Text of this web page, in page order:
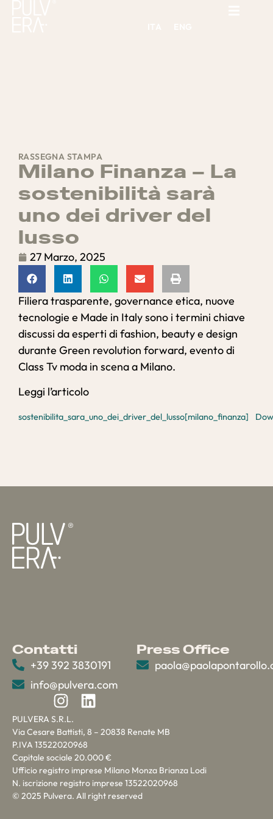
RASSEGNA STAMPA
Milano Finanza – La
sostenibilità sarà
uno dei driver del
lusso
27 Marzo, 2025
Filiera trasparente, governance etica, nuove
tecnologie e Made in Italy sono i termini chiave
discussi da esperti di fashion, beauty e design
durante Green revolution forward, evento di
Class Tv moda in scena a Milano.
Leggi l’articolo
sostenibilita_sara_uno_dei_driver_del_lusso[milano_finanza]
Contatti
+39 392 3830191
info@pulvera.com
Press Office
PULVERA S.R.L.
Via Cesare Battisti, 8 – 20838 Renate MB
P.IVA 13522020968
Capitale sociale 20.000 €
Ufficio registro imprese Milano Monza Brianza Lodi
N. iscrizione registro imprese 13522020968
© 2025 Pulvera. All right reserved